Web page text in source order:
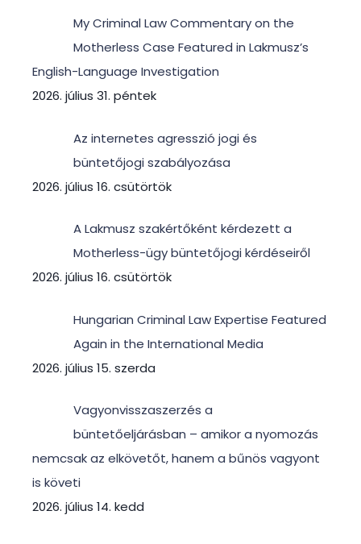
My Criminal Law Commentary on the
Motherless Case Featured in Lakmusz’s
English-Language Investigation
2026. július 31. péntek
Az internetes agresszió jogi és
büntetőjogi szabályozása
2026. július 16. csütörtök
A Lakmusz szakértőként kérdezett a
Motherless-ügy büntetőjogi kérdéseiről
2026. július 16. csütörtök
Hungarian Criminal Law Expertise Featured
Again in the International Media
2026. július 15. szerda
Vagyonvisszaszerzés a
büntetőeljárásban – amikor a nyomozás
nemcsak az elkövetőt, hanem a bűnös vagyont
is követi
2026. július 14. kedd